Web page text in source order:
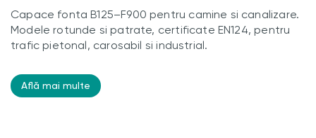
Capace fonta B125–F900 pentru camine si canalizare.
Modele rotunde si patrate, certificate EN124, pentru
trafic pietonal, carosabil si industrial.
Află mai multe